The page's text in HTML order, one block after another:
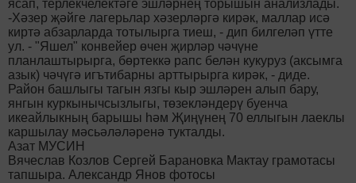
ясап, терлекчелектәге эшләрнең торышын анализлады.
-Хәзер җәйге лагерьлар хәзерләргә кирәк, маллар исә
киртә абзарларда тотылырга тиеш, - дип билгеләп үтте
ул. - "Яшел" конвейер өчен җирләр чәчүне
планлаштырырга, бөртеккә рапс белән кукуруз (аксымга
азык) чәчүгә игътибарны арттырырга кирәк, - диде.
Район башлыгы тагын язгы кыр эшләрен алып бару,
янгын куркынычсызлыгы, төзекләндерү буенча
икеайлыкның барышы һәм Җиңүнең 70 еллыгын лаеклы
каршылау мәсьәләләренә тукталды.
Азат МУСИН
Вячеслав Козлов Сергей Барановка Мактау грамотасы
тапшыра. Александр Янов фотосы